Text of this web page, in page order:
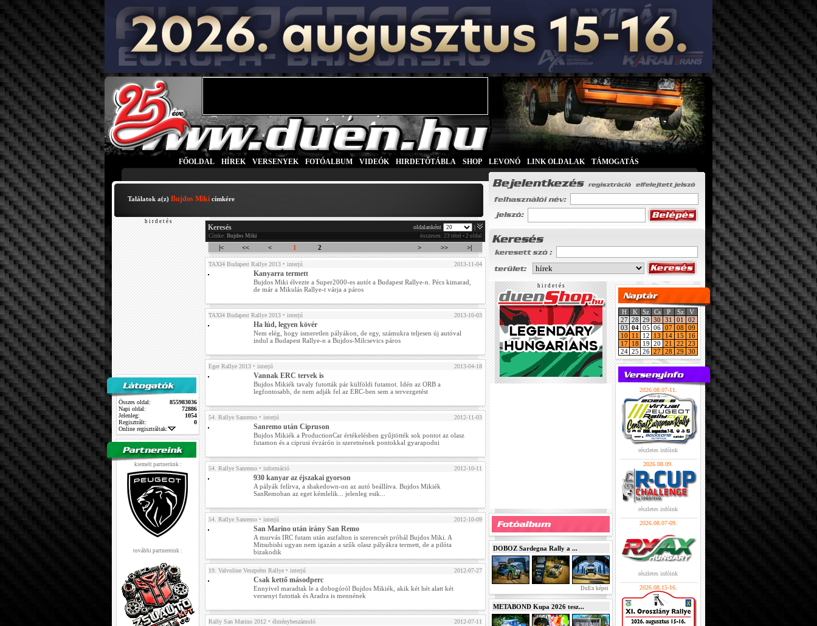
FŐOLDAL HÍREK VERSENYEK FOTÓALBUM VIDEÓK HIRDETŐTÁBLA SHOP LEVONÓ LINK OLDALAK TÁMOGATÁS
Találatok a(z) Bujdos Mikicímkére
h i r d e t é s
Összes oldal:
855983036
Napi oldal:
72886
Jelenleg:
1054
Regisztrált:
0
Online regisztráltak:
kiemelt partnerünk :
további partnereink :
Keresés oldalanként |
Címke: Bujdos Miki összesen: 23 tétel • 2 oldal
|< << < 1 2 > >> >|
TAXI4 Budapest Rallye 2013 • interjú 2013-11-04
Kanyarra termett
Bujdos Miki élvezte a Super2000-es autót a Budapest Rallye-n. Pécs kimarad,
de már a Mikulás Rallye-t várja a páros
TAXI4 Budapest Rallye 2013 • interjú 2013-10-03
Ha lúd, legyen kövér
Nem elég, hogy ismeretlen pályákon, de egy, számukra teljesen új autóval
indul a Budapest Rallye-n a Bujdos-Milcsevics páros
Eger Rallye 2013 • interjú 2013-04-18
Vannak ERC tervek is
Bujdos Mikiék tavaly futották pár külföldi futamot. Idén az ORB a
legfontosabb, de nem adják fel az ERC-ben sem a tervezgetést
54. Rallye Sanremo • interjú 2012-11-03
Sanremo után Cipruson
Bujdos Mikiék a ProductionCar értékelésben gyűjtötték sok pontot az olasz
futamon és a ciprusi évzárón is szeretnének pontokkal gyarapodni
54. Rallye Sanremo • információ 2012-10-11
930 kanyar az éjszakai gyorson
A pályák felírva, a shakedown-on az autó beállítva. Bujdos Mikiék
SanRemoban az eget kémlelik... jelenleg esik...
54. Rallye Sanremo • interjú 2012-10-09
San Marino után irány San Remo
A murvás IRC futam után aszfalton is szerencsét próbál Bujdos Miki. A
Mitsubishi ugyan nem igazán a szűk olasz pályákra termett, de a pilóta
bizakodik
19. Valvoline Veszprém Rallye • interjú 2012-07-27
Csak kettő másodperc
Ennyivel maradtak le a dobogóról Bujdos Mikiék, akik két hét alatt két
versenyt futottak és Aradra is mennének
Rally San Marino 2012 • élménybeszámoló 2012-07-11
h i r d e t é s
DOBOZ Sardegna Rally a ...
DuEn képei
METABOND Kupa 2026 tesz...
H K Sz Cs P Sz
V
27 28 29 30 31 01
02
03 04 05 06 07 08
09
10
11 12 13 14 15
16
17
18 19 20 21 22
23
24 25 26 27 28 29 30
2026.08.07-11.
részletes infóink
2026.08.09.
részletes infóink
2026.08.07-09.
részletes infóink
2026.08.15-16.